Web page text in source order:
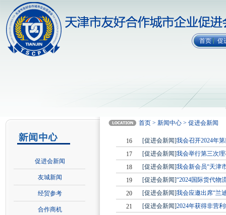
首页 促
促进会新闻
友城新闻
经贸参考
合作商机
首页 > 新闻中心 > 促进会新闻
16 [促进会新闻]我会召开2024年
17
[促进会新闻]我会举行第三次
18
[促进会新闻]我会新会员“天津
19
[促进会新闻]“2024国际货代物
20
[促进会新闻]我会应邀出席“兰
21
[促进会新闻]2024年获得非营